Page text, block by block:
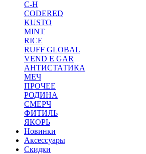
C-H
CODERED
KUSTO
MINT
RICE
RUFF GLOBAL
VEND E GAR
АНТИСТАТИКА
МЕЧ
ПРОЧЕЕ
РОДИНА
СМЕРЧ
ФИТИЛЬ
ЯКОРЬ
Новинки
Аксессуары
Скидки